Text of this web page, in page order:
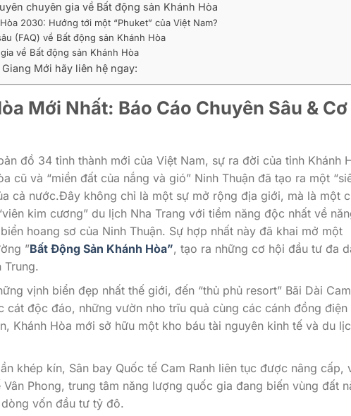
chuyên gia về Bất động sản Khánh Hòa
2030: Hướng tới một “Phuket” của Việt Nam?
(FAQ) về Bất động sản Khánh Hòa
về Bất động sản Khánh Hòa
Mới hãy liên hệ ngay:
Mới Nhất: Báo Cáo Chuyên Sâu & Cơ
đồ 34 tỉnh thành mới của Việt Nam, sự ra đời của tỉnh Khánh
cũ và “miền đất của nắng và gió” Ninh Thuận đã tạo ra một
cả nước.Đây không chỉ là một sự mở rộng địa giới, mà là một
kim cương” du lịch Nha Trang với tiềm năng độc nhất về
hoang sơ của Ninh Thuận. Sự hợp nhất này đã khai mở một
”Bất Động Sản Khánh Hòa”, tạo ra những cơ hội đầu tư đa
Trung.
vịnh biển đẹp nhất thế giới, đến “thủ phủ resort” Bãi Dài Cam
cát độc đáo, những vườn nho trĩu quả cùng các cánh đồng điện
Khánh Hòa mới sở hữu một kho báu tài nguyên kinh tế và du
khép kín, Sân bay Quốc tế Cam Ranh liên tục được nâng cấp,
Phong, trung tâm năng lượng quốc gia đang biến vùng đất
vốn đầu tư tỷ đô.